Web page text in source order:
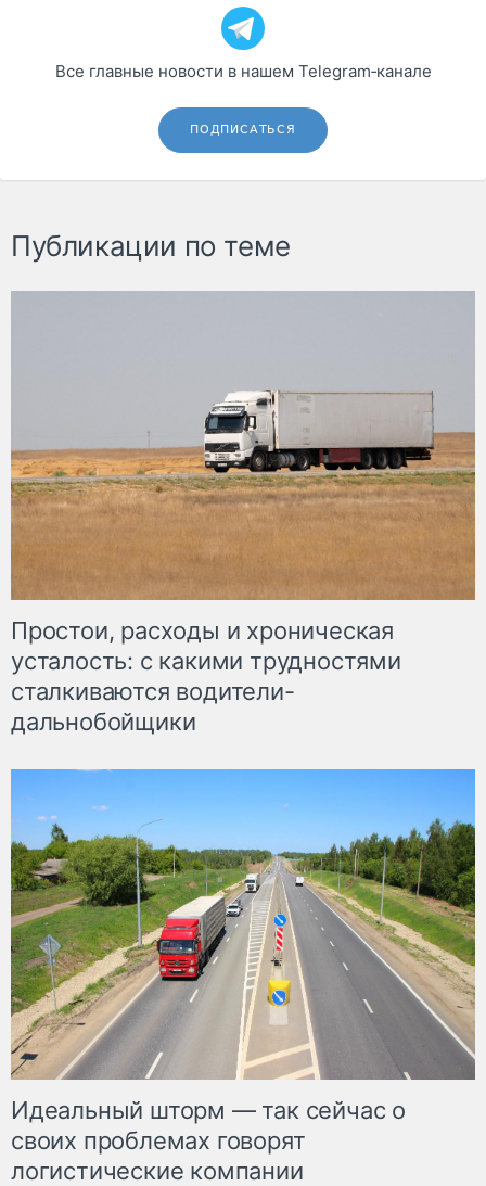
Все главные новости в нашем Telegram‑канале
ПОДПИСАТЬСЯ
Публикации по теме
Простои, расходы и хроническая
усталость: с какими трудностями
сталкиваются водители-
дальнобойщики
Идеальный шторм — так сейчас о
своих проблемах говорят
логистические компании